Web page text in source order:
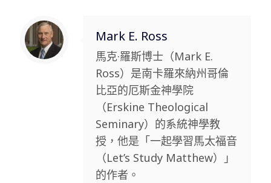
Mark E. Ross
馬克·羅斯博士（Mark E.
Ross）是南卡羅來納州哥倫
比亞的厄斯金神學院
（Erskine Theological
Seminary）的系統神學教
授，他是「一起學習馬太福音
（Let’s Study Matthew）」
的作者。